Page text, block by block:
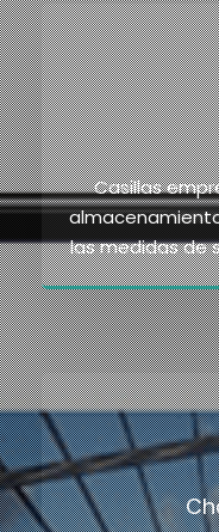
Casillas
las medidas de